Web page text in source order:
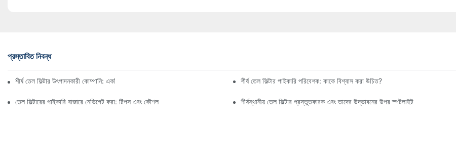
প্রস্তাবিত নিবন্ধ
শীর্ষ তেল ফিল্টার উৎপাদনকারী কোম্পানি: একটি বিস্তৃত সারসংক্ষেপ শীর্ষ তেল ফিল্টার পাইকারি পরিবেশক: কাকে বিশ্বাস করা উচিত?
তেল ফিল্টারের পাইকারি বাজারে নেভিগেট করা: টিপস এবং কৌশল শীর্ষস্থানীয় তেল ফিল্টার প্রস্তুতকারক এবং তাদের উদ্ভাবনের উপর স্পটলাইট